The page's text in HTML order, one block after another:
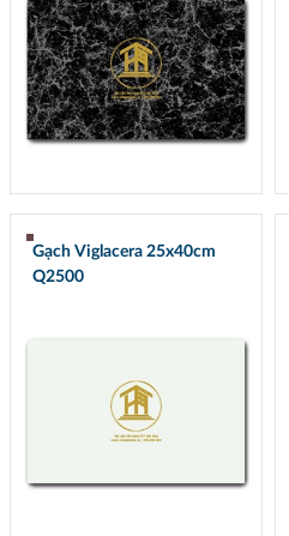
Gạch Viglacera 25x40cm
Q2500